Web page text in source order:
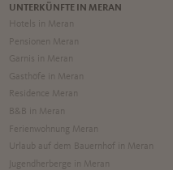
UNTERKÜNFTE IN MERAN
Hotels in Meran
Pensionen Meran
Garnis in Meran
Gasthöfe in Meran
Residence Meran
B&B in Meran
Ferienwohnung Meran
Urlaub auf dem Bauernhof in Meran
Jugendherberge in Meran